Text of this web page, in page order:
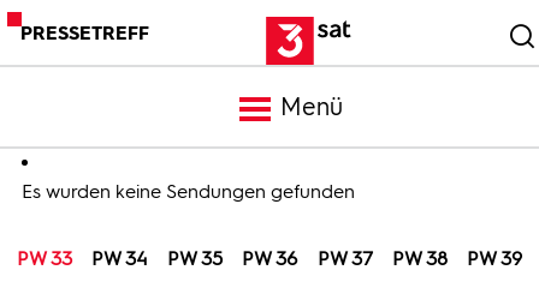
PRESSETREFF
Menü
Meldungen
Programm
Es wurden keine Sendungen gefunden
PW 33 PW 34 PW 35 PW 36 PW 37 PW 38 PW 39